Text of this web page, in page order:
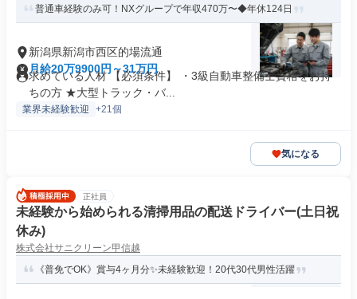
普通車経験のみ可！NXグループで年収470万〜◆年休124日
新潟県新潟市西区的場流通
月給20万9900円～31万円
求めている人材 【必須条件】 ・3級自動車整備士資格をお持
ちの方 ★大型トラック・バ...
業界未経験歓迎 +21個
気になる
正社員
未経験から始められる清掃用品の配送ドライバー(土日祝
休み)
株式会社サニクリーン甲信越
《普免でOK》賞与4ヶ月分✨未経験歓迎！20代30代男性活躍